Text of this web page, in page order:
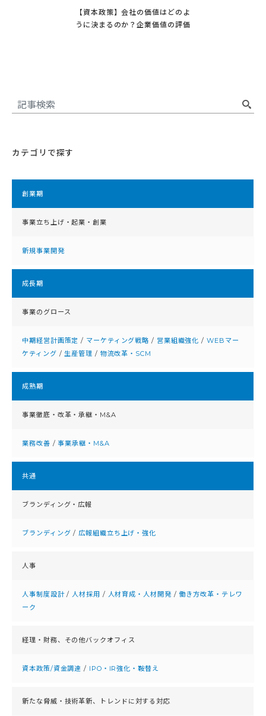
【資本政策】会社の価値はどのよ
うに決まるのか？企業価値の評価
カテゴリで探す
創業期
事業立ち上げ・起業・創業
新規事業開発
成⻑期
事業のグロース
中期経営計画策定 / マーケティング戦略 / 営業組織強化 / WEBマー
ケティング /生産管理 / 物流改革・SCM
成熟期
事業徹底・改⾰・承継・M&A
業務改善 /事業承継・M&A
共通
ブランディング・広報
ブランディング / 広報組織立ち上げ・強化
人事
人事制度設計/ 人材採用 / 人材育成・人材開発/働き方改革・テレワ
ーク
経理・財務、 その他バックオフィス
資本政策/資金調達 / IPO・IR強化・鞍替え
新たな脅威・技術革新、 トレンドに対する対応